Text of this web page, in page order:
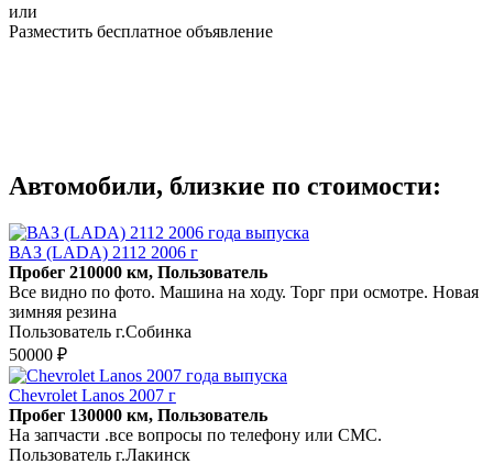
или
Разместить бесплатное объявление
Автомобили, близкие по стоимости:
ВАЗ (LADA) 2112 2006 г
Пробег 210000 км, Пользователь
Все видно по фото. Машина на ходу. Торг при осмотре. Новая
зимняя резина
Пользователь г.Собинка
50000 ₽
Chevrolet Lanos 2007 г
Пробег 130000 км, Пользователь
На запчасти .все вопросы по телефону или СМС.
Пользователь г.Лакинск